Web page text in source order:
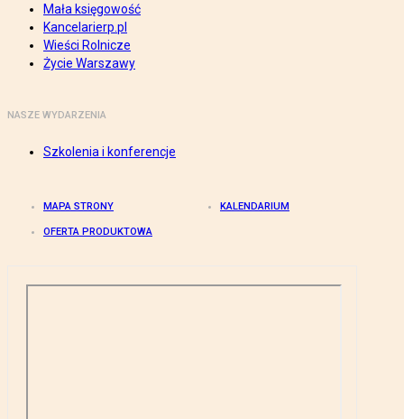
Mała księgowość
Kancelarierp.pl
Wieści Rolnicze
Życie Warszawy
NASZE WYDARZENIA
Szkolenia i konferencje
MAPA STRONY KALENDARIUM
OFERTA PRODUKTOWA